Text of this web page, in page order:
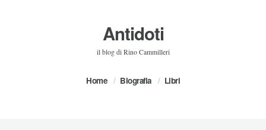
Antidoti
il blog di Rino Cammilleri
Home Biografia Libri